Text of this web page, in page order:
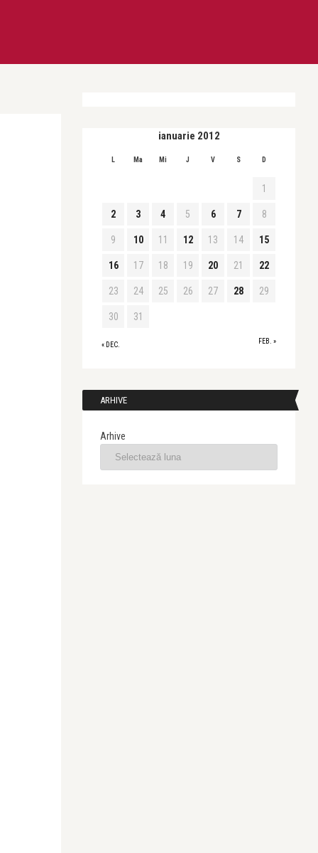
ianuarie 2012
L Ma Mi J V S D
« DEC. FEB. »
1
2 3 4 5 6 7 8
9 10 11 12 13 14 15
16 17 18 19 20 21 22
23 24 25 26 27 28 29
30 31
ARHIVE
Arhive